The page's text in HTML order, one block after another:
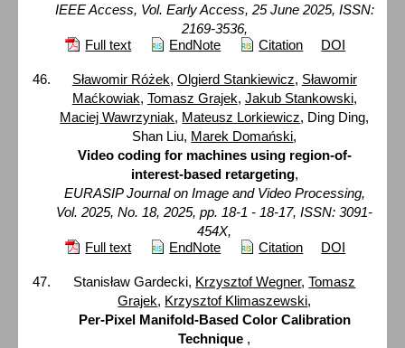
IEEE Access, Vol. Early Access, 25 June 2025, ISSN:
2169-3536,
Full text
EndNote Citation DOI
Sławomir Różek, Olgierd Stankiewicz, Sławomir
Maćkowiak, Tomasz Grajek, Jakub Stankowski,
Maciej Wawrzyniak, Mateusz Lorkiewicz, Ding Ding,
Shan Liu, Marek Domański,
Video coding for machines using region-of-
interest-based retargeting,
EURASIP Journal on Image and Video Processing,
Vol. 2025, No. 18, 2025, pp. 18-1 - 18-17, ISSN: 3091-
454X,
Full text
EndNote Citation DOI
Stanisław Gardecki, Krzysztof Wegner,Tomasz
Grajek, Krzysztof Klimaszewski,
Per-Pixel Manifold-Based Color Calibration
Technique ,